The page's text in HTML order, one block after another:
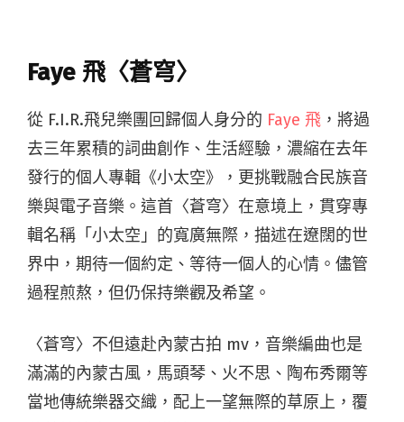
Faye 飛〈蒼穹〉
從 F.I.R.飛兒樂團回歸個人身分的 Faye 飛 ，將過
去三年累積的詞曲創作、生活經驗，濃縮在去年
發行的個人專輯《小太空》，更挑戰融合民族音
樂與電子音樂。這首〈蒼穹〉在意境上，貫穿專
輯名稱「小太空」的寬廣無際，描述在遼闊的世
界中，期待一個約定、等待一個人的心情。儘管
過程煎熬，但仍保持樂觀及希望。
〈蒼穹〉不但遠赴內蒙古拍 mv，音樂編曲也是
滿滿的內蒙古風，馬頭琴、火不思、陶布秀爾等
當地傳統樂器交織，配上一望無際的草原上，覆